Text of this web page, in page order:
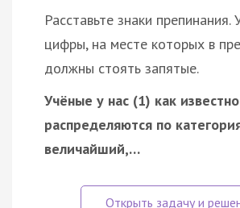
Расставьте знаки препинания.
цифры, на месте которых в
должны стоять запятые.
Учёные у нас (1) как
распределяются по
величайший,…